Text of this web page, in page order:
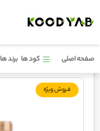
صفحه اصلی کود ها برند ها
فروش ویژه